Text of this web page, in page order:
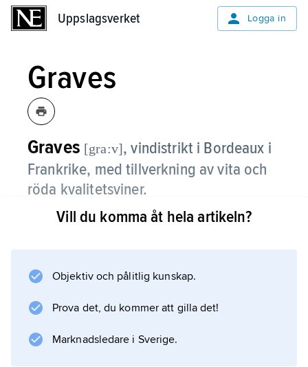
Uppslagsverket Logga in
Graves
Graves [gra:v], vindistrikt i Bordeaux i
Frankrike, med tillverkning av vita och
röda kvalitetsviner.
De traditionellt mest erkända vinerna är röda.
bästa röda vinerna görs i området Pessac–
Sémillon och Sauvignon Blanc. Berömda
vinslott är Haut-Brion, La Mission Haut-Brion,
Domaine de Chevalier, Pape Clément, Haut-
Vill du komma åt hela artikeln?
Objektiv och pålitlig kunskap.
Prova det, du kommer att gilla det!
Marknadsledare i Sverige.